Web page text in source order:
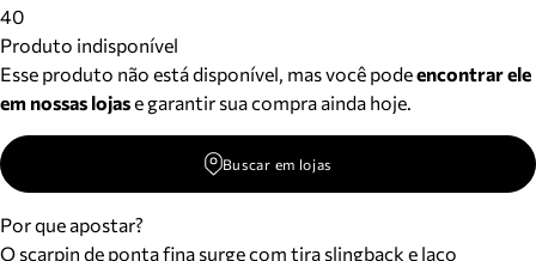
40
Produto indisponível
Esse produto não está disponível, mas você podeencontrar ele
em nossas lojase garantir sua compra ainda hoje.
Buscar em lojas
Por que apostar?
O scarpin de ponta fina surge com tira slingback e laço